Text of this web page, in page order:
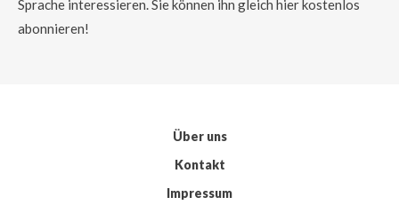
Sprache interessieren. Sie können ihn gleich hier kostenlos
abonnieren!
Über uns
Kontakt
Impressum